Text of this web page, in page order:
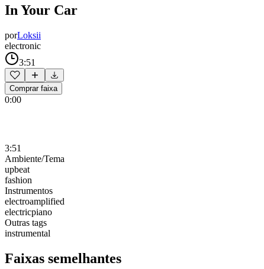
In Your Car
porLoksii
electronic
3:51
Comprar faixa
0:00
3:51
Ambiente/Tema
upbeat
fashion
Instrumentos
electroamplified
electricpiano
Outras tags
instrumental
Faixas semelhantes